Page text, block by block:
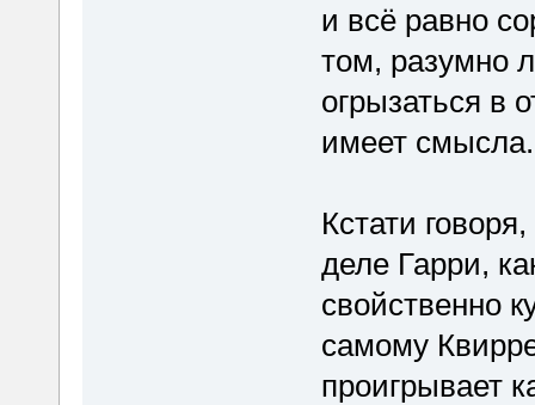
и всё равно
том, разумно
огрызаться в
имеет смысла.
Кстати
деле Гарри,
свойственно
самому
проигрывает